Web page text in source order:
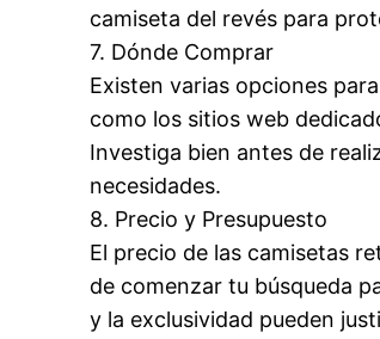
camiseta del revés para
7. Dónde Comprar
Existen varias opciones
como los sitios web
Investiga bien antes de
necesidades.
8. Precio y Presupuesto
El precio de las camisetas
de comenzar tu búsqueda
y la exclusividad pueden